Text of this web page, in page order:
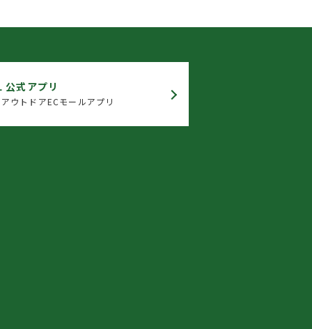
公式アプリ
ウトドアECモールアプリ